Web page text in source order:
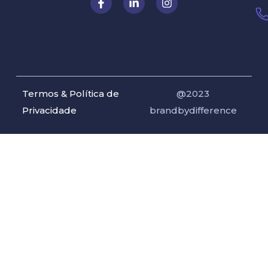
Termos & Política de
Privacidade
@2023
brandbydifference